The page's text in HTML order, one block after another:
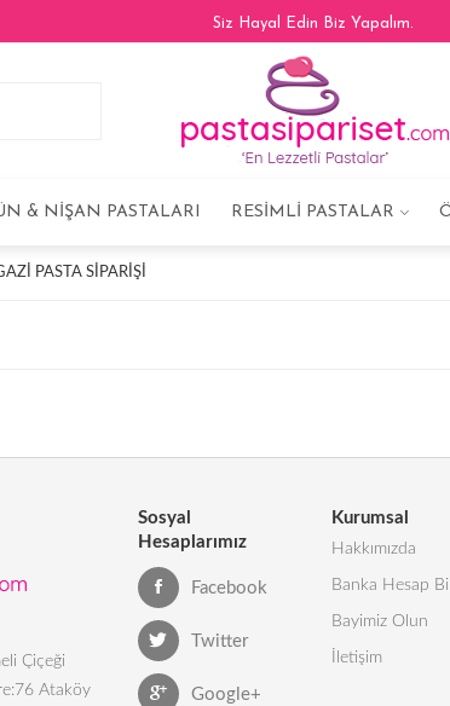
Siz Hayal Edin Biz Yapalım.
& NIŞAN PASTALARI RESIMLI PASTALAR
PASTA SIPARIŞI
Çiçeği
Ataköy
Sosyal
Hesaplarımız
Facebook
Twitter
Google+
Kurumsal
Hakkımızda
Banka Hesap
Bayimiz Olun
İletişim